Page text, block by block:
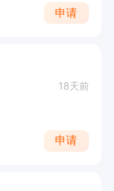
申请
18天前
申请